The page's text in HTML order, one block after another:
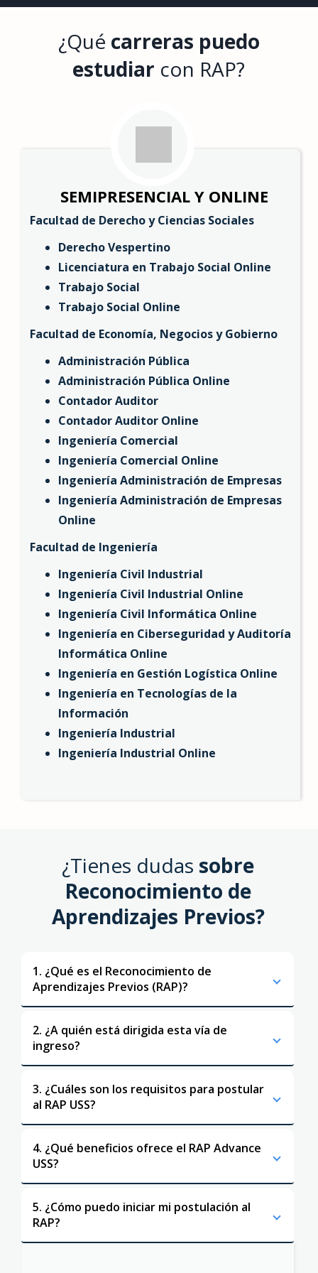
¿Qué carreras puedo
estudiar con RAP?
SEMIPRESENCIAL Y ONLINE
Facultad de Derecho y Ciencias Sociales
Derecho Vespertino
Licenciatura en Trabajo Social Online
Trabajo Social
Trabajo Social Online
Facultad de Economía, Negocios y Gobierno
Administración Pública
Administración Pública Online
Contador Auditor
Contador Auditor Online
Ingeniería Comercial
Ingeniería Comercial Online
Ingeniería Administración de Empresas
Ingeniería Administración de Empresas
Online
Facultad de Ingeniería
Ingeniería Civil Industrial
Ingeniería Civil Industrial Online
Ingeniería Civil Informática Online
Ingeniería en Ciberseguridad y Auditoría
Informática Online
Ingeniería en Gestión Logística Online
Ingeniería en Tecnologías de la
Información
Ingeniería Industrial
Ingeniería Industrial Online
¿Tienes dudas sobre
Reconocimiento de
Aprendizajes Previos?
1. ¿Qué es el Reconocimiento de
Aprendizajes Previos (RAP)?
2. ¿A quién está dirigida esta vía de
ingreso?
3. ¿Cuáles son los requisitos para postular
al RAP USS?
4. ¿Qué beneficios ofrece el RAP Advance
USS?
5. ¿Cómo puedo iniciar mi postulación al
RAP?